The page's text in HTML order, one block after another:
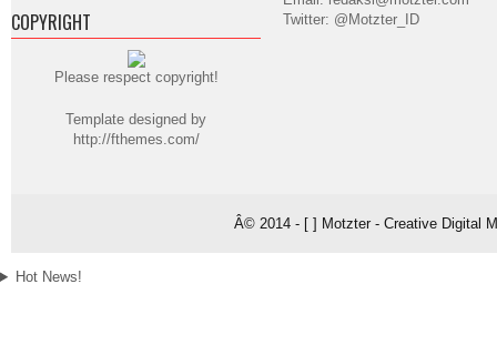
COPYRIGHT
Please respect copyright!
Template designed by
http://fthemes.com/
Twitter: @Motzter_ID
Â© 2014 - [ ] Motzter - Creative Digital
Hot News!